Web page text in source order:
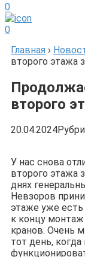
0
0
Главная ›
второго этажа
второго
20.04.2024
У нас снова
второго этажа
днях
Невзоров
этаже уже есть
к концу
кранов. Очень
тот день,